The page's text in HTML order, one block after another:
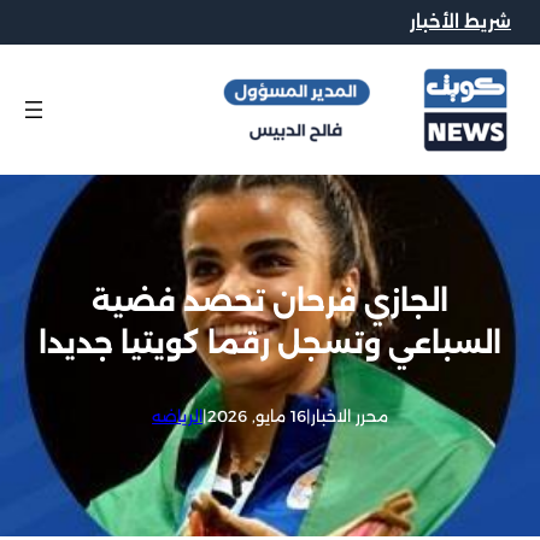
شريط الأخبار
الجازي فرحان تحصد فضية
السباعي وتسجل رقما كويتيا جديدا
محرر الاخبار|16 مايو, 2026 |الرياضه